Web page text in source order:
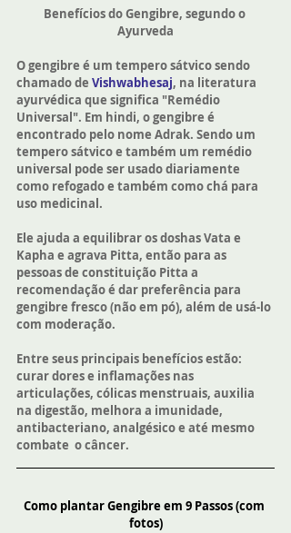
Benefícios do Gengibre, segundo o
Ayurveda
O gengibre é um tempero sátvico sendo
chamado de Vishwabhesaj, na literatura
ayurvédica que significa "Remédio
Universal". Em hindi, o gengibre é
encontrado pelo nome Adrak. Sendo um
tempero sátvico e também um remédio
universal pode ser usado diariamente
como refogado e também como chá para
uso medicinal.
Ele ajuda a equilibrar os doshas Vata e
Kapha e agrava Pitta, então para as
pessoas de constituição Pitta a
recomendação é dar preferência para
gengibre fresco (não em pó), além de usá-lo
com moderação.
Entre seus principais benefícios estão:
curar dores e inflamações nas
articulações, cólicas menstruais, auxilia
na digestão, melhora a imunidade,
antibacteriano, analgésico e até mesmo
combate  o câncer.
Como plantar Gengibre em 9 Passos (com
fotos)